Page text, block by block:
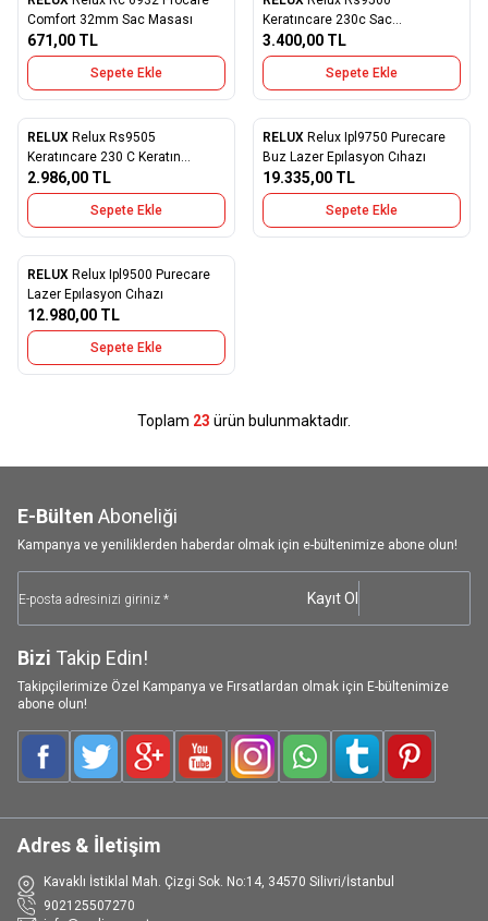
Favorilere Ekle
Comfort 32mm Sac Masası
671,00 TL
Sepete Ekle
Favorilere Ekle
Keratıncare 230c Sac
Duzlestırıcı
3.400,00 TL
Sepete Ekle
Favorilere Ekle
RELUX Relux Rs9505
Keratıncare 230 C Keratın
Therapy Sac Duzlestırıcı
2.986,00 TL
Sepete Ekle
Favorilere Ekle
RELUX Relux Ipl9750 Purecare
Buz Lazer Epılasyon Cıhazı
19.335,00 TL
Sepete Ekle
Favorilere Ekle
RELUX Relux Ipl9500 Purecare
Lazer Epılasyon Cıhazı
12.980,00 TL
Sepete Ekle
Toplam 23 ürün bulunmaktadır.
E-Bülten Aboneliği
Kampanya ve yeniliklerden haberdar olmak için e-bültenimize abone olun!
Kayıt Ol
Bizi Takip Edin!
Takipçilerimize Özel Kampanya ve Fırsatlardan olmak için E-bültenimize
abone olun!
FacebookTwitterGoogle-PlusYoutubeInstagramWhatsAppTumblrPinterest
Adres & İletişim
Kavaklı İstiklal Mah. Çizgi Sok. No:14, 34570 Silivri/İstanbul
902125507270